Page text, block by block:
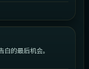
的最后机会。